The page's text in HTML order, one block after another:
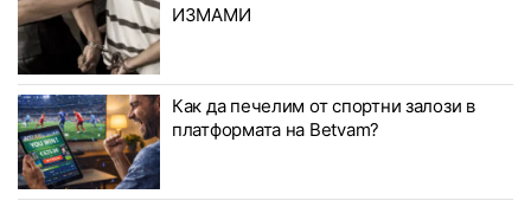
ИЗМАМИ
Как да печелим от спортни залози в
платформата на Betvam?